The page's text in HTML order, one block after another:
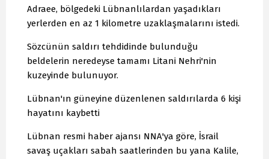
Adraee, bölgedeki Lübnanlılardan yaşadıkları
yerlerden en az 1 kilometre uzaklaşmalarını istedi.
Sözcünün saldırı tehdidinde bulunduğu
beldelerin neredeyse tamamı Litani Nehri'nin
kuzeyinde bulunuyor.
Lübnan'ın güneyine düzenlenen saldırılarda 6 kişi
hayatını kaybetti
Lübnan resmi haber ajansı NNA'ya göre, İsrail
savaş uçakları sabah saatlerinden bu yana Kalile,